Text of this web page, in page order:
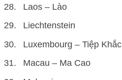
Laos – Lào
Liechtenstein
Luxembourg – Tiệp Khắc
Macau – Ma Cao